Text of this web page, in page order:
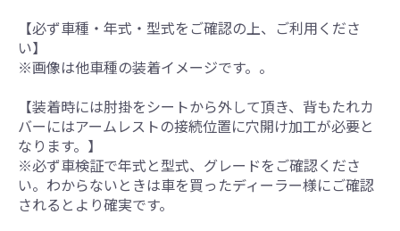
【必ず車種・年式・型式をご確認の上、ご利用くださ
い】
※画像は他車種の装着イメージです。。
【装着時には肘掛をシートから外して頂き、背もたれカ
バーにはアームレストの接続位置に穴開け加工が必要と
なります。】
※必ず車検証で年式と型式、グレードをご確認くださ
い。わからないときは車を買ったディーラー様にご確認
されるとより確実です。